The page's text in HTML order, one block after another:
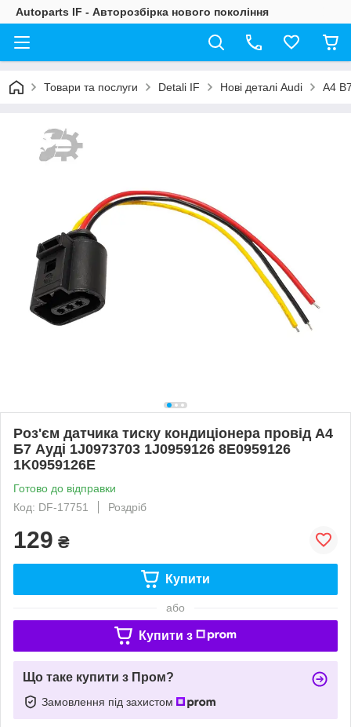
Autoparts IF - Авторозбірка нового покоління
Товари та послуги Detali IF Нові деталі Audi A4
Роз'єм датчика тиску кондиціонера провід А4
Б7 Ауді 1J0973703 1J0959126 8E0959126
1K0959126E
Готово до відправки
Код: DF-17751
Роздріб
129 ₴
Купити
або
Купити з
Що таке купити з Пром?
Замовлення під захистом